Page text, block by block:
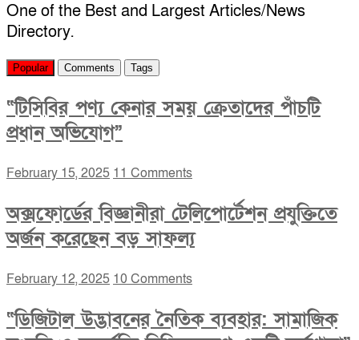
One of the Best and Largest Articles/News
Directory.
Popular Comments Tags
“টিসিবির পণ্য কেনার সময় ক্রেতাদের পাঁচটি
প্রধান অভিযোগ”
February 15, 2025 11 Comments
অক্সফোর্ডের বিজ্ঞানীরা টেলিপোর্টেশন প্রযুক্তিতে
অর্জন করেছেন বড় সাফল্য
February 12, 2025 10 Comments
“ডিজিটাল উদ্ভাবনের নৈতিক ব্যবহার: সামাজিক